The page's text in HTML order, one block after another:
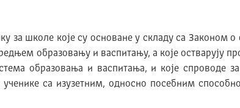
за школе које су основане у складу са Законом
образовању и васпитању, а које остварују
образовања и васпитања, и које спроводе
са изузетним, односно посебним